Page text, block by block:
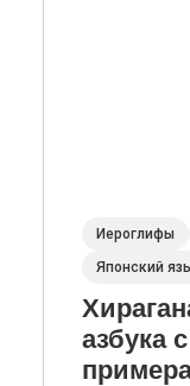
Иероглифы
Японский
азбука